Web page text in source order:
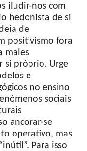
iludir-nos com
hedonista de si
de
positivismo fora
males
si próprio. Urge
e
no ensino
sociais
ancorar-se
operativo, mas
Para isso